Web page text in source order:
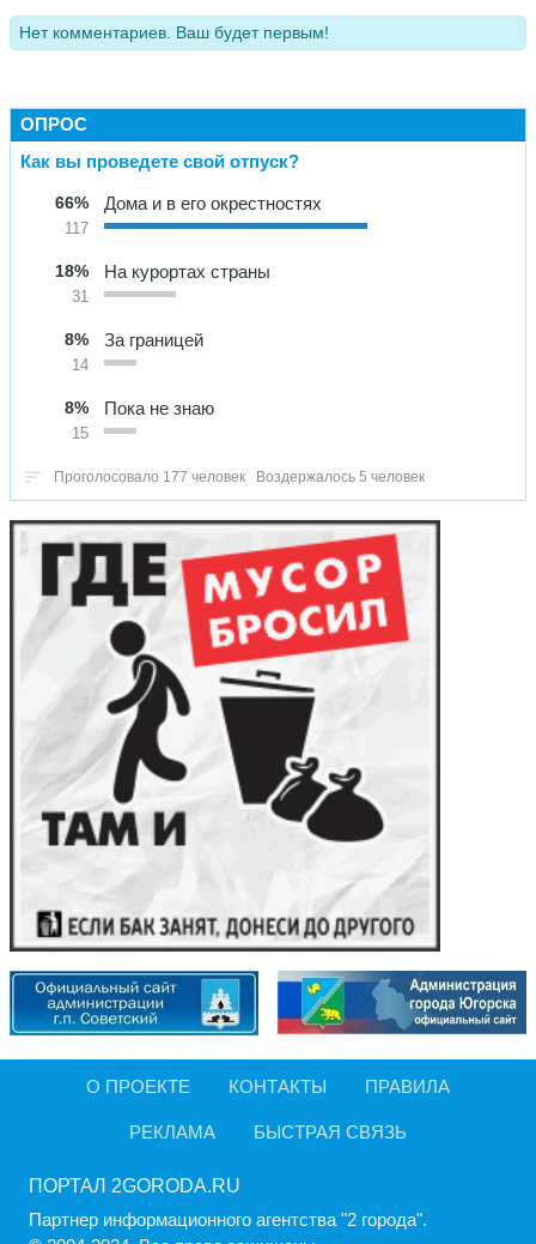
Нет комментариев. Ваш будет первым!
ОПРОС
Как вы проведете свой отпуск?
66%
117
Дома и в его окрестностях
18%
31
На курортах страны
8%
14
За границей
8%
15
Пока не знаю
Проголосовало 177 человек Воздержалось 5 человек
О ПРОЕКТЕ КОНТАКТЫ ПРАВИЛА
РЕКЛАМА БЫСТРАЯ СВЯЗЬ
ПОРТАЛ 2GORODA.RU
Партнер информационного агентства "2 города".